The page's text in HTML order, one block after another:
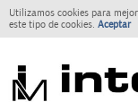
Utilizamos cookies para
este tipo de cookies. Aceptar